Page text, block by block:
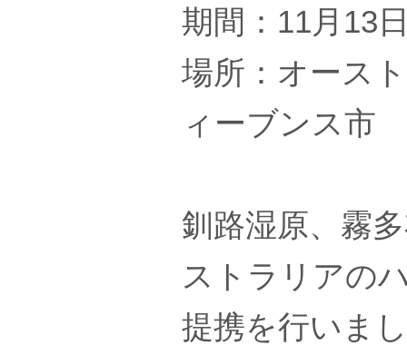
期間：11月13
場所：オース
ィーブンス市
釧路湿原、霧
ストラリアの
提携を行いま